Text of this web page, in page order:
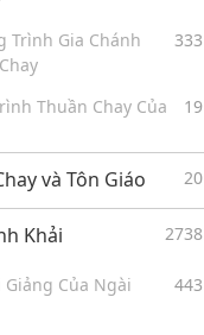
Trình Gia Chánh
333
Thuần Chay Của
19
và Tôn Giáo 20
Khải 2738
Giảng Của Ngài
443